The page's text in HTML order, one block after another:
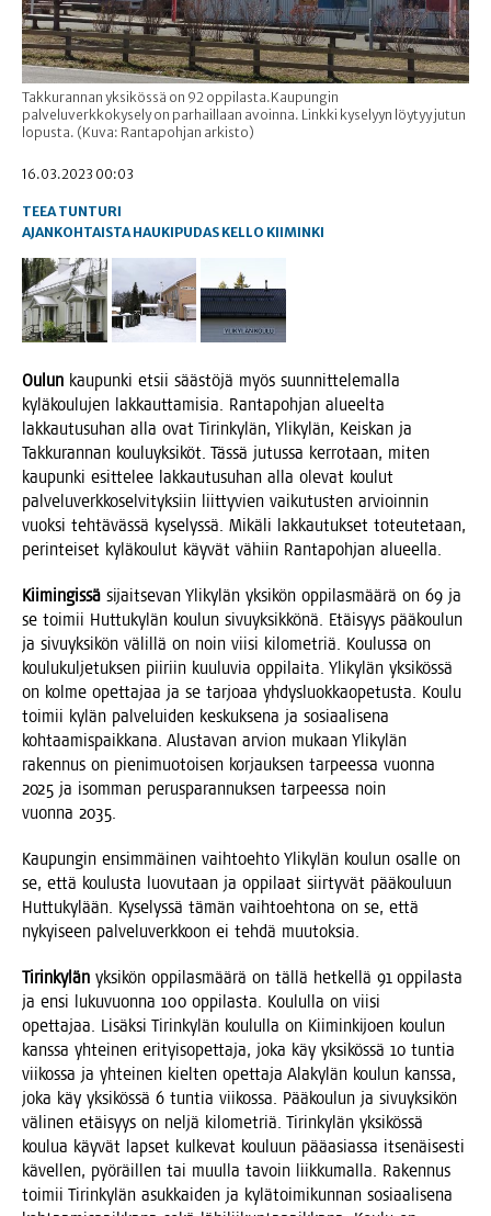
Takkurannan yksikössä on 92 oppilasta.Kaupungin
palveluverkkokysely on parhaillaan avoinna. Linkki kyselyyn löytyy jutun
lopusta. (Kuva: Rantapohjan arkisto)
16.03.2023 00:03
TEEA TUNTURI
AJANKOHTAISTA HAUKIPUDAS KELLO KIIMINKI
Oulun kau­pun­ki etsii sääs­tö­jä myös suun­nit­te­le­mal­la
kylä­kou­lu­jen lak­kaut­ta­mi­sia. Ran­ta­poh­jan alu­eel­ta
lak­kau­tusu­han alla ovat Tirin­ky­län, Yli­ky­län, Keis­kan ja
Tak­ku­ran­nan kou­lu­yk­si­köt. Täs­sä jutus­sa ker­ro­taan, miten
kau­pun­ki esit­te­lee lak­kau­tusu­han alla ole­vat kou­lut
pal­ve­lu­verk­ko­sel­vi­tyk­siin liit­ty­vien vai­ku­tus­ten arvioin­nin
vuok­si teh­tä­väs­sä kyse­lys­sä. Mikä­li lak­kau­tuk­set toteu­te­taan,
perin­tei­set kylä­kou­lut käy­vät vähiin Ran­ta­poh­jan alueella.
Kii­min­gis­sä sijait­se­van Yli­ky­län yksi­kön oppi­las­mää­rä on 69 ja
se toi­mii Hut­tu­ky­län kou­lun sivu­yk­sik­kö­nä. Etäi­syys pää­kou­lun
ja sivu­yk­si­kön välil­lä on noin vii­si kilo­met­riä. Kou­lus­sa on
kou­lu­kul­je­tuk­sen pii­riin kuu­lu­via oppi­lai­ta. Yli­ky­län yksi­kös­sä
on kol­me opet­ta­jaa ja se tar­jo­aa yhdys­luok­kao­pe­tus­ta. Kou­lu
toi­mii kylän pal­ve­lui­den kes­kuk­se­na ja sosi­aa­li­se­na
koh­taa­mis­paik­ka­na. Alus­ta­van arvion mukaan Yli­ky­län
raken­nus on pie­ni­muo­toi­sen kor­jauk­sen tar­pees­sa vuon­na
2025 ja isom­man perus­pa­ran­nuk­sen tar­pees­sa noin
vuon­na 2035.
Kau­pun­gin ensim­mäi­nen vaih­toeh­to Yli­ky­län kou­lun osal­le on
se, että kou­lus­ta luo­vu­taan ja oppi­laat siir­ty­vät pää­kou­luun
Hut­tu­ky­lään. Kyse­lys­sä tämän vaih­toeh­to­na on se, että
nykyi­seen pal­ve­lu­verk­koon ei teh­dä muutoksia.
Tirin­ky­län yksi­kön oppi­las­mää­rä on täl­lä het­kel­lä 91 oppi­las­ta
ja ensi luku­vuon­na 100 oppi­las­ta. Kou­lul­la on vii­si
opet­ta­jaa. Lisäk­si Tirin­ky­län kou­lul­la on Kii­min­ki­joen kou­lun
kans­sa yhtei­nen eri­tyi­so­pet­ta­ja, joka käy yksi­kös­sä 10 tun­tia
vii­kos­sa ja yhtei­nen kiel­ten opet­ta­ja Ala­ky­län kou­lun kans­sa,
joka käy yksi­kös­sä 6 tun­tia vii­kos­sa. Pää­kou­lun ja sivu­yk­si­kön
väli­nen etäi­syys on nel­jä kilo­met­riä. Tirin­ky­län yksi­kös­sä
kou­lua käy­vät lap­set kul­ke­vat kou­luun pää­asias­sa itse­näi­ses­ti
kävel­len, pyö­räil­len tai muul­la tavoin liik­ku­mal­la. Raken­nus
toi­mii Tirin­ky­län asuk­kai­den ja kylä­toi­mi­kun­nan sosi­aa­li­se­na